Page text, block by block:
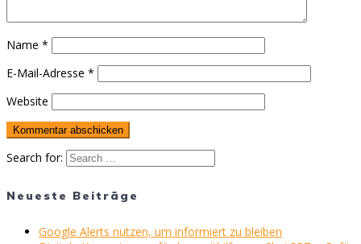
Name *
E-Mail-Adresse *
Website
Search for:
Neueste Beiträge
Google Alerts nutzen, um informiert zu bleiben